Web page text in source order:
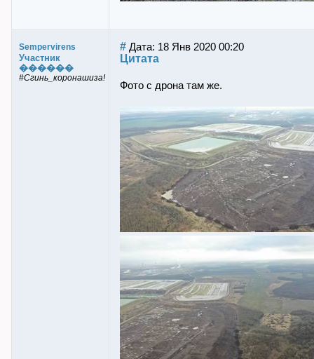
Sempervirens
Участник
������
#Сгинь_коронашиза!
# Дата: 18 Янв 2020 00:20
Цитата
Фото с дрона там же.